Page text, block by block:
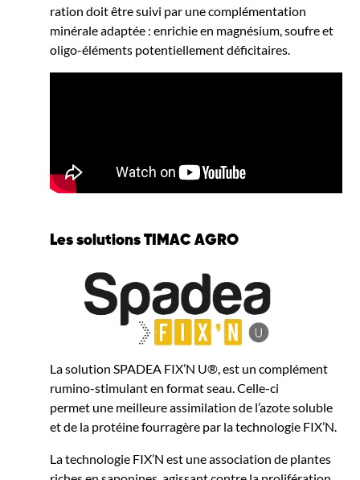
ration doit être suivi par une complémentation
minérale adaptée : enrichie en magnésium, soufre et
oligo-éléments potentiellement déficitaires.
Les solutions TIMAC AGRO
La solution SPADEA FIX’N U®, est un complément
rumino-stimulant en format seau. Celle-ci
permet une meilleure assimilation de l’azote soluble
et de la protéine fourragère par la technologie FIX’N.
La technologie FIX’N est une association de plantes